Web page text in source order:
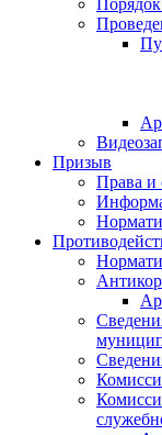
Призыв
Права и